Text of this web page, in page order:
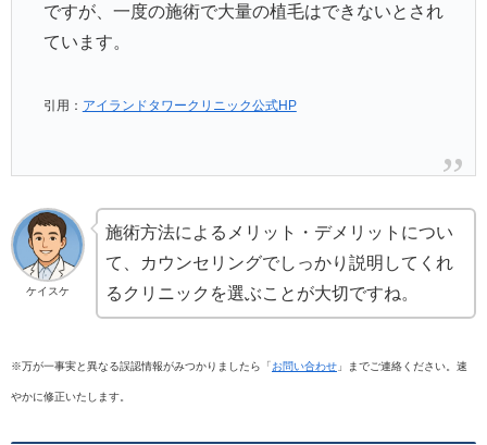
ですが、一度の施術で大量の植毛はできないとされ
ています。
引用： アイランドタワークリニック公式HP
ケイスケ
施術方法によるメリット・デメリットについ
て、カウンセリングでしっかり説明してくれ
るクリニックを選ぶことが大切ですね。
※万が一事実と異なる誤認情報がみつかりましたら「 お問い合わせ 」までご連絡ください。速
やかに修正いたします。